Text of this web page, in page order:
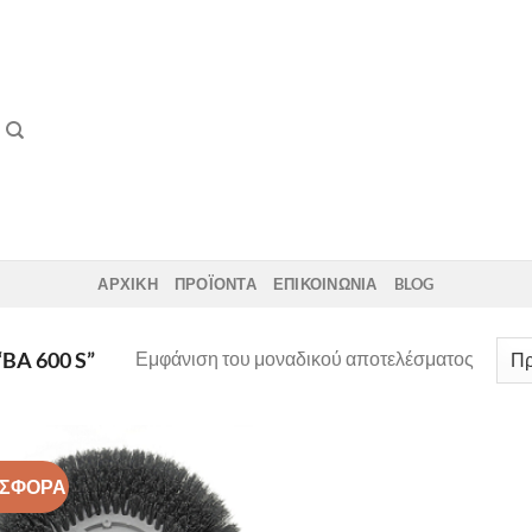
ΑΡΧΙΚΗ ΠΡΟΪΟΝΤΑ ΕΠΙΚΟΙΝΩΝΙΑ BLOG
600 S” Εμφάνιση του μοναδικού αποτελέσματος